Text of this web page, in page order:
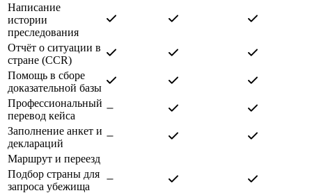
Написание
истории
преследования
Отчёт о ситуации в
стране (CCR)
Помощь в сборе
доказательной базы
Профессиональный
перевод кейса
Заполнение анкет и
деклараций
Маршрут и переезд
Подбор страны для
запроса убежища